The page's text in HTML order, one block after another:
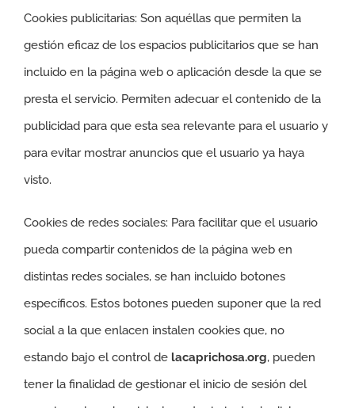
Cookies publicitarias: Son aquéllas que permiten la
gestión eficaz de los espacios publicitarios que se han
incluido en la página web o aplicación desde la que se
presta el servicio. Permiten adecuar el contenido de la
publicidad para que esta sea relevante para el usuario y
para evitar mostrar anuncios que el usuario ya haya
visto.
Cookies de redes sociales: Para facilitar que el usuario
pueda compartir contenidos de la página web en
distintas redes sociales, se han incluido botones
específicos. Estos botones pueden suponer que la red
social a la que enlacen instalen cookies que, no
estando bajo el control de lacaprichosa.org, pueden
tener la finalidad de gestionar el inicio de sesión del